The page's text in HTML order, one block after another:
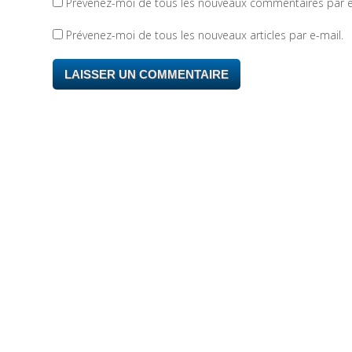
Prévenez-moi de tous les nouveaux articles par e-mail.